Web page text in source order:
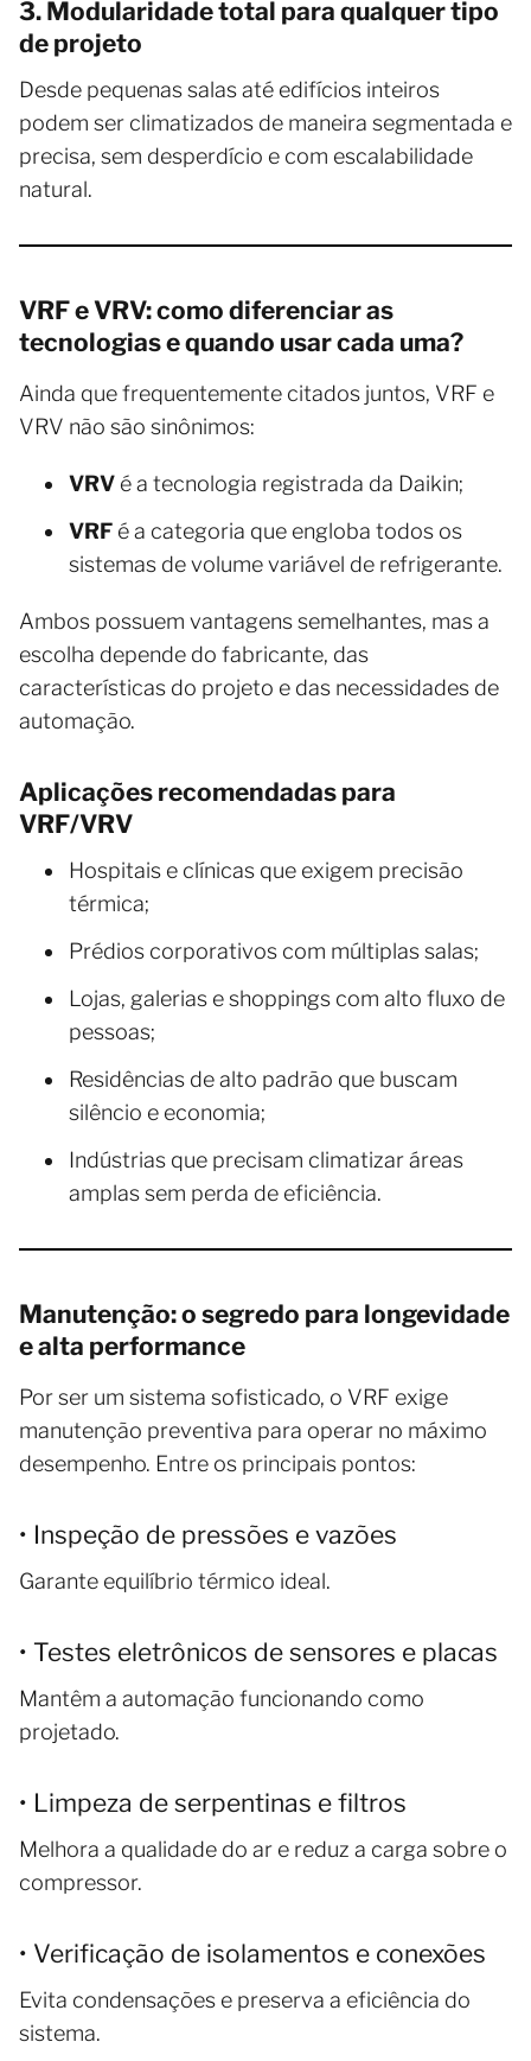
3. Modularidade total para qualquer tipo
de projeto
Desde pequenas salas até edifícios inteiros
podem ser climatizados de maneira segmentada e
precisa, sem desperdício e com escalabilidade
natural.
VRF e VRV: como diferenciar as
tecnologias e quando usar cada uma?
Ainda que frequentemente citados juntos, VRF e
VRV não são sinônimos:
VRV é a tecnologia registrada da Daikin;
VRF é a categoria que engloba todos os
sistemas de volume variável de refrigerante.
Ambos possuem vantagens semelhantes, mas a
escolha depende do fabricante, das
características do projeto e das necessidades de
automação.
Aplicações recomendadas para
VRF/VRV
Hospitais e clínicas que exigem precisão
térmica;
Prédios corporativos com múltiplas salas;
Lojas, galerias e shoppings com alto fluxo de
pessoas;
Residências de alto padrão que buscam
silêncio e economia;
Indústrias que precisam climatizar áreas
amplas sem perda de eficiência.
Manutenção: o segredo para longevidade
e alta performance
Por ser um sistema sofisticado, o VRF exige
manutenção preventiva para operar no máximo
desempenho. Entre os principais pontos:
• Inspeção de pressões e vazões
Garante equilíbrio térmico ideal.
• Testes eletrônicos de sensores e placas
Mantêm a automação funcionando como
projetado.
• Limpeza de serpentinas e filtros
Melhora a qualidade do ar e reduz a carga sobre o
compressor.
• Verificação de isolamentos e conexões
Evita condensações e preserva a eficiência do
sistema.